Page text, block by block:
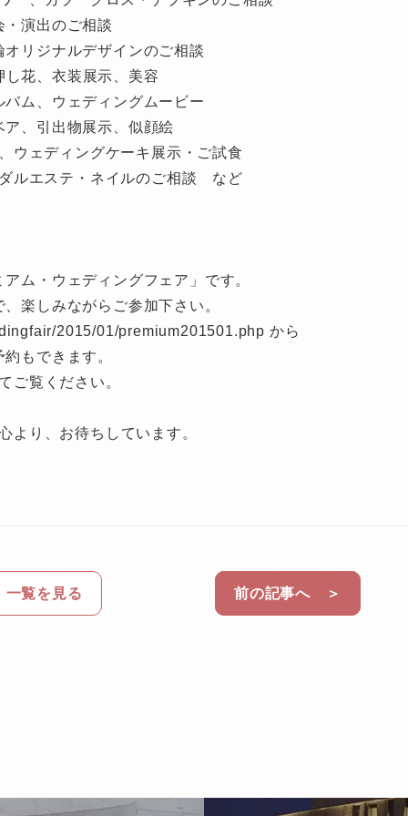
・演出のご相談
オリジナルデザインのご相談
し花、衣装展示、美容
バム、ウェディングムービー
ア、引出物展示、似顔絵
ウェディングケーキ展示・ご試食
ルエステ・ネイルのご相談 など
ム・ウェディングフェア」です。
楽しみながらご参加下さい。
2015/01/premium201501.php から
約もできます。
ご覧ください。
より、お待ちしています。
一覧を見る 前の記事へ ＞